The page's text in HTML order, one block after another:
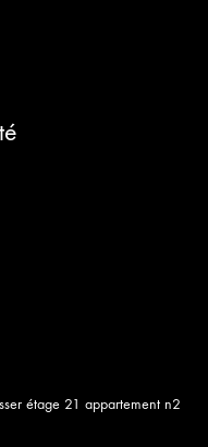
étage 21 appartement n2